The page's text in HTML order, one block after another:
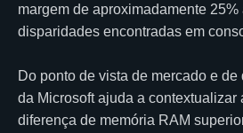
margem de aproximadamente
disparidades encontradas em
Do ponto de vista de mercado e
da Microsoft ajuda a
diferença de memória RAM